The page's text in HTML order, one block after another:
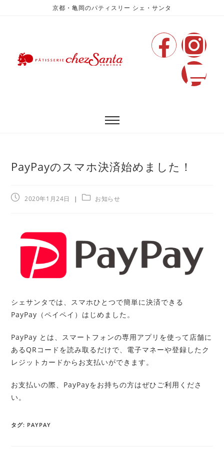
京都・亀岡のパティスリー シェ・サンタ
PayPayのスマホ決済始めました！
2020年1月24日 お知らせ
シェサンタでは、スマホひとつで簡単に決済できる
PayPay（ペイペイ）はじめました。
PayPay とは、スマートフォンの専用アプリを使って店舗に
あるQRコードを読み取るだけで、電子マネーや登録したク
レジットカードからお支払いができます。
お支払いの際、PayPayをお持ちの方はぜひご利用くださ
い。
タグ: PAYPAY